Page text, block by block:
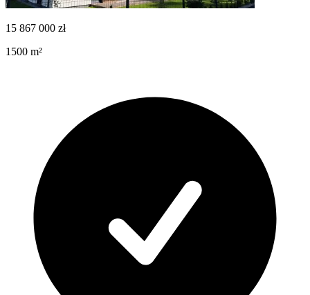
15 867 000 zł
1500 m²